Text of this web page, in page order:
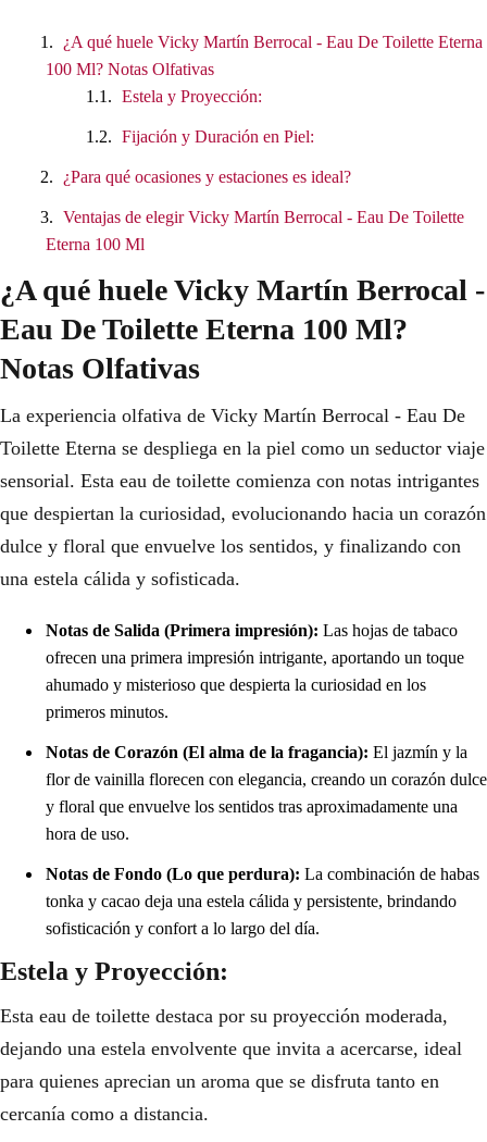
¿A qué huele Vicky Martín Berrocal - Eau De Toilette Eterna
100 Ml? Notas Olfativas
Estela y Proyección:
Fijación y Duración en Piel:
¿Para qué ocasiones y estaciones es ideal?
Ventajas de elegir Vicky Martín Berrocal - Eau De Toilette
Eterna 100 Ml
¿A qué huele Vicky Martín Berrocal -
Eau De Toilette Eterna 100 Ml?
Notas Olfativas
La experiencia olfativa de Vicky Martín Berrocal - Eau De
Toilette Eterna se despliega en la piel como un seductor viaje
sensorial. Esta eau de toilette comienza con notas intrigantes
que despiertan la curiosidad, evolucionando hacia un corazón
dulce y floral que envuelve los sentidos, y finalizando con
una estela cálida y sofisticada.
Notas de Salida (Primera impresión): Las hojas de tabaco
ofrecen una primera impresión intrigante, aportando un toque
ahumado y misterioso que despierta la curiosidad en los
primeros minutos.
Notas de Corazón (El alma de la fragancia): El jazmín y la
flor de vainilla florecen con elegancia, creando un corazón dulce
y floral que envuelve los sentidos tras aproximadamente una
hora de uso.
Notas de Fondo (Lo que perdura): La combinación de habas
tonka y cacao deja una estela cálida y persistente, brindando
sofisticación y confort a lo largo del día.
Estela y Proyección:
Esta eau de toilette destaca por su proyección moderada,
dejando una estela envolvente que invita a acercarse, ideal
para quienes aprecian un aroma que se disfruta tanto en
cercanía como a distancia.